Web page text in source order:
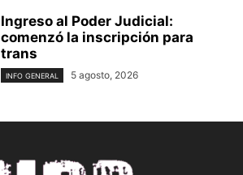
Ingreso al Poder Judicial:
comenzó la inscripción para
trans
INFO GENERAL 5 agosto, 2026